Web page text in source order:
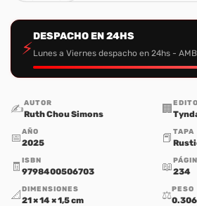
⚡
DESPACHO EN 24HS
Lunes a Viernes despacho en 24hs -
✍️AUTOR
Ruth Chou Simons 🏢
📅AÑO
2025 📕 TAPA
🧾 ISBN
9798400506703 📖234
📐 DIMENSIONES
21 × 14 × 1,5 cm ⚖️PESO